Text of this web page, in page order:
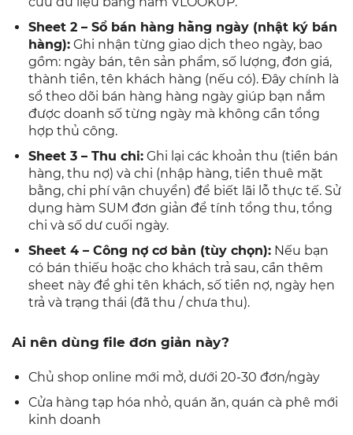
Sheet 2 – Sổ bán hàng hằng ngày (nhật ký bán
hàng): Ghi nhận từng giao dịch theo ngày, bao
gồm: ngày bán, tên sản phẩm, số lượng, đơn giá,
thành tiền, tên khách hàng (nếu có). Đây chính là
sổ theo dõi bán hàng hàng ngày giúp bạn nắm
được doanh số từng ngày mà không cần tổng
hợp thủ công.
Sheet 3 – Thu chi: Ghi lại các khoản thu (tiền bán
hàng, thu nợ) và chi (nhập hàng, tiền thuê mặt
bằng, chi phí vận chuyển) để biết lãi lỗ thực tế. Sử
dụng hàm SUM đơn giản để tính tổng thu, tổng
chi và số dư cuối ngày.
Sheet 4 – Công nợ cơ bản (tùy chọn): Nếu bạn
có bán thiếu hoặc cho khách trả sau, cần thêm
sheet này để ghi tên khách, số tiền nợ, ngày hẹn
trả và trạng thái (đã thu / chưa thu).
Ai nên dùng file đơn giản này?
Chủ shop online mới mở, dưới 20-30 đơn/ngày
Cửa hàng tạp hóa nhỏ, quán ăn, quán cà phê mới
kinh doanh